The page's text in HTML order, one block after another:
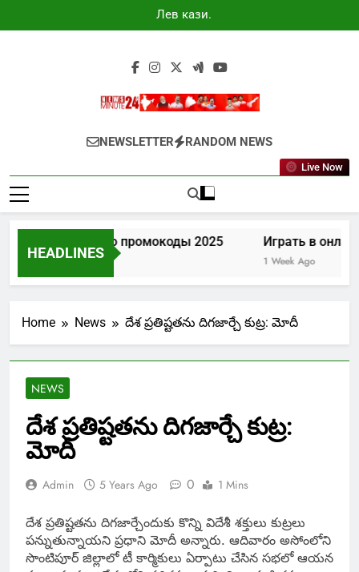
to
Лев казино
промокоды
Newsminute24
Get All Updated Telugu News
NEWSLETTER RANDOM NEWS
Live Now
HEADLINES
Лев казино промокоды 2025
4 Days Ago
Играть в
1 Week Ago
Home News దేశ ప్రతిష్టతను దిగజార్చే కుట్ర: మోదీ
NEWS
దేశ ప్రతిష్టతను దిగజార్చే కుట్ర:
మోదీ
Admin 5 Years Ago 0 1 Mins
దేశ ప్రతిష్టతను దిగజార్చేందుకు కొన్ని విదేశీ శక్తులు కుట్రలు
పన్నుతున్నాయని ప్రధాని మోదీ అన్నారు. ఆదివారం అసోంలోని
సొంటిపూర్ జిల్లాలో టీ కార్మికులు ఏర్పాటు చేసిన సభలో ఆయన